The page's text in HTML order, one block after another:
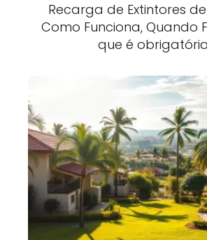
Recarga de Extintores
Como Funciona, Quando
que é